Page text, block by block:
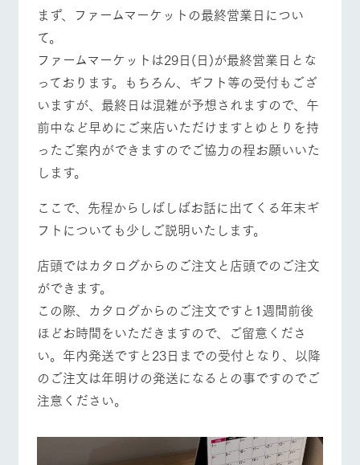
ペットを
お連れの
お客様へ
お問い合
わせ・資
店舗
牧場内を巡る周
遊バスのご案内
個人情報取扱いについて
営業時間・料金 交通アクセス
ペットをお連れの
お客様へ お問い合わせ
まず、ファームマーケットの最終営業日につい
て。
ファームマーケットは29日(日)が最終営業日とな
っております。もちろん、ギフト等の受付もござ
いますが、最終日は混雑が予想されますので、午
前中など早めにご来店いただけますとゆとりを持
ったご案内ができますのでご協力の程お願いいた
します。
ここで、先程からしばしばお話に出てくる年末ギ
フトについても少しご説明いたします。
店頭ではカタログからのご注文と店頭でのご注文
ができます。
この際、カタログからのご注文ですと1週間前後
ほどお時間をいただきますので、ご留意くださ
い。年内発送ですと23日までの受付となり、以降
のご注文は年明けの発送になるとの事ですのでご
注意ください。